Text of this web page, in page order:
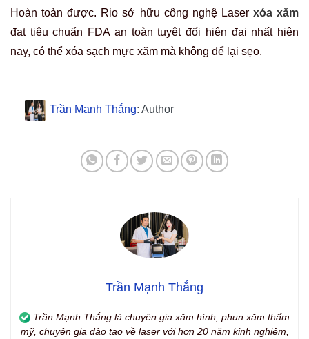
Hoàn toàn được. Rio sở hữu công nghệ Laser xóa xăm
đạt tiêu chuẩn FDA an toàn tuyệt đối hiện đại nhất hiện
nay, có thể xóa sạch mực xăm mà không để lại sẹo.
Trần Mạnh Thắng: Author
Trần Mạnh Thắng
Trần Mạnh Thắng là chuyên gia xăm hình, phun xăm thẩm
mỹ, chuyên gia đào tạo về laser với hơn 20 năm kinh nghiệm,